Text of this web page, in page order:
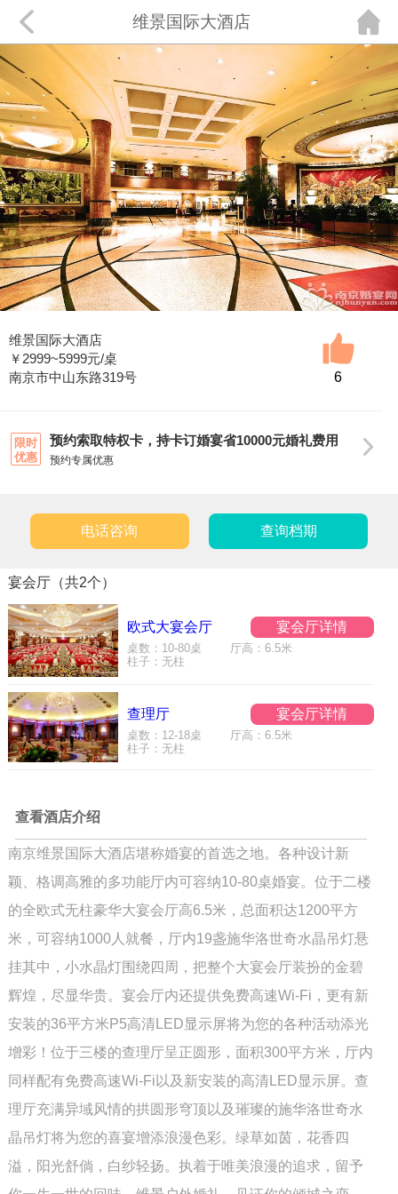
维景国际大酒店
维景国际大酒店
￥ 2999~5999元/桌
南京市中山东路319号
6
限时
优惠
预约索取特权卡，持卡订婚宴省10000元婚礼费用
预约专属优惠
电话咨询 查询档期
宴会厅（共2个）
欧式大宴会厅 宴会厅详情
桌数：10-80桌 厅高：6.5米
柱子：无柱
查理厅 宴会厅详情
桌数：12-18桌 厅高：6.5米
柱子：无柱
查看酒店介绍
南京维景国际大酒店堪称婚宴的首选之地。各种设计新
颖、格调高雅的多功能厅内可容纳10-80桌婚宴。位于二楼
的全欧式无柱豪华大宴会厅高6.5米，总面积达1200平方
米，可容纳1000人就餐，厅内19盏施华洛世奇水晶吊灯悬
挂其中，小水晶灯围绕四周，把整个大宴会厅装扮的金碧
辉煌，尽显华贵。宴会厅内还提供免费高速Wi-Fi，更有新
安装的36平方米P5高清LED显示屏将为您的各种活动添光
增彩！位于三楼的查理厅呈正圆形，面积300平方米，厅内
同样配有免费高速Wi-Fi以及新安装的高清LED显示屏。查
理厅充满异域风情的拱圆形穹顶以及璀璨的施华洛世奇水
晶吊灯将为您的喜宴增添浪漫色彩。绿草如茵，花香四
溢，阳光舒倘，白纱轻扬。执着于唯美浪漫的追求，留予